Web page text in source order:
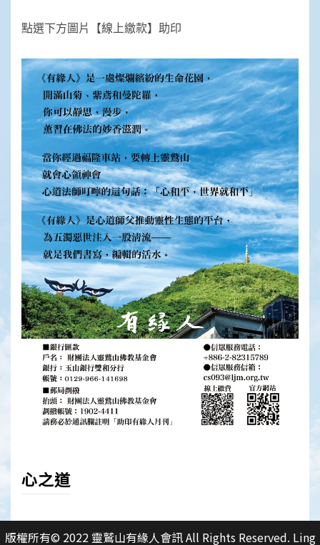
點選下方圖片【線上繳款】助印
心之道
版權所有© 2022 靈鷲山有緣人會訊 All Rights Reserved. Ling